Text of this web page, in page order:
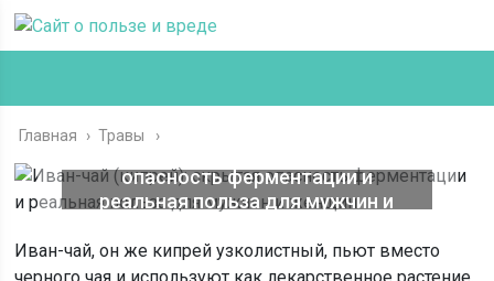
Главная › Травы
опасность ферментации и
реальная польза для мужчин и
Иван-чай, он же кипрей узколистный, пьют вместо